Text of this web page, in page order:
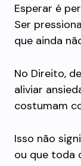
Esperar é
Ser
que ainda
No Direito,
aliviar
costumam
Isso não
ou que toda